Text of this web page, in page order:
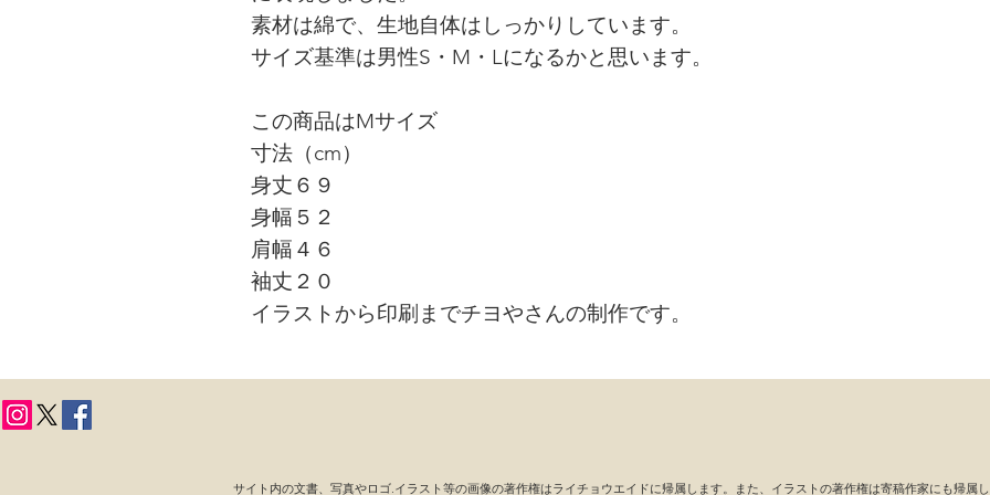
素材は綿で、生地自体はしっかりしています。
サイズ基準は男性S・M・Lになるかと思います。
この商品はMサイズ
寸法（cm）
身丈６９
身幅５２
肩幅４６
袖丈２０
イラストから印刷までチヨやさんの制作です。
サイト内の文書、 写真やロゴ.イラスト等の画像の著作権はライチョウエイドに帰属します。また、 イラストの著作権は寄稿作家にも帰属